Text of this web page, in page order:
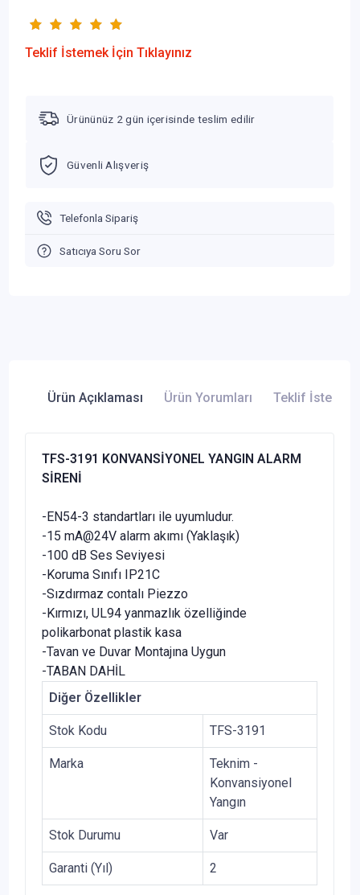
Teklif İstemek İçin Tıklayınız
Ürününüz 2 gün içerisinde teslim edilir
Güvenli Alışveriş
Telefonla Sipariş
Satıcıya Soru Sor
Ürün Açıklaması Ürün Yorumları Teklif İste
TFS-3191 KONVANSİYONEL YANGIN ALARM
SİRENİ
-EN54-3 standartları ile uyumludur.
-15 mA@24V alarm akımı (Yaklaşık)
-100 dB Ses Seviyesi
-Koruma Sınıfı IP21C
-Sızdırmaz contalı Piezzo
-Kırmızı, UL94 yanmazlık özelliğinde
polikarbonat plastik kasa
-Tavan ve Duvar Montajına Uygun
-TABAN DAHİL
Diğer Özellikler
Stok Kodu TFS-3191
Marka
Teknim -
Konvansiyonel
Yangın
Stok Durumu Var
Garanti (Yıl) 2